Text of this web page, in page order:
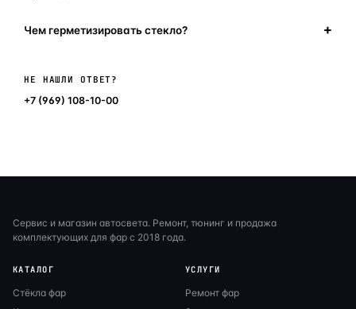
Чем герметизировать стекло?
НЕ НАШЛИ ОТВЕТ?
+7 (969) 108-10-00
Сервис и магазин автосвета. Ремонт, тюнинг и продажа
комплектующих для фар с 2018 года.
КАТАЛОГ
Стёкла фар
УСЛУГИ
Ремонт фар